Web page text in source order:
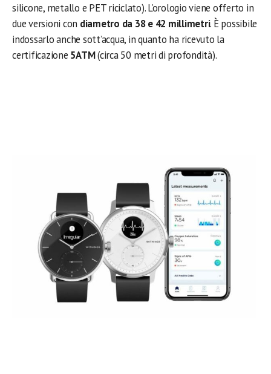
silicone, metallo e PET riciclato). L’orologio viene offerto in
due versioni con diametro da 38 e 42 millimetri. È possibile
indossarlo anche sott’acqua, in quanto ha ricevuto la
certificazione 5ATM(circa 50 metri di profondità).